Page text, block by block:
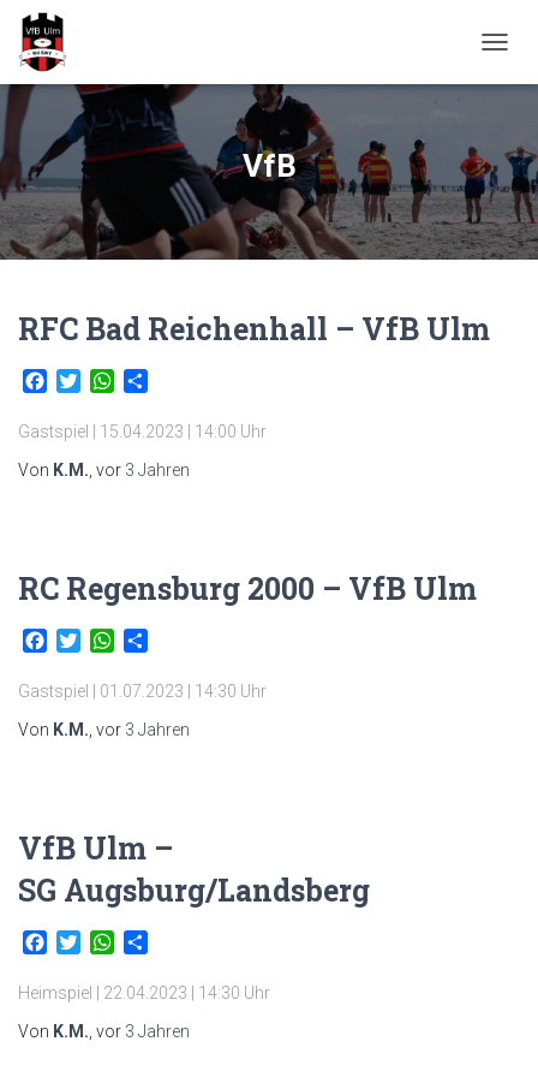
VfB
RFC Bad Reichenhall – VfB Ulm
Facebook
TwitterWhatsApp
Gastspiel | 15.04.2023 | 14:00 Uhr
Von K.M. , vor 3 Jahren
RC Regensburg 2000 – VfB Ulm
Facebook
TwitterWhatsApp
Gastspiel | 01.07.2023 | 14:30 Uhr
Von K.M. , vor 3 Jahren
VfB Ulm –
SG Augsburg/Landsberg
Facebook
TwitterWhatsApp
Heimspiel | 22.04.2023 | 14:30 Uhr
Von K.M. , vor 3 Jahren